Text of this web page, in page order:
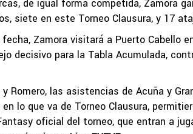
de igual forma competida, Zamora
siete en este Torneo Clausura, y 17
Zamora visitará a Puerto Cabello
decisivo para la Tabla Acumulada,
Romero, las asistencias de Acuña y
lo que va de Torneo Clausura,
oficial del torneo, que entran a